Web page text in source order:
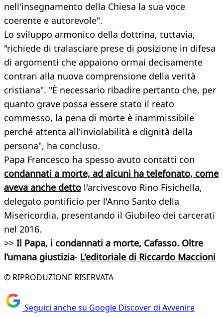
nell'insegnamento della Chiesa la sua voce
coerente e autorevole".
Lo sviluppo armonico della dottrina, tuttavia,
"richiede di tralasciare prese di posizione in difesa
di argomenti che appaiono ormai decisamente
contrari alla nuova comprensione della verità
cristiana". "È necessario ribadire pertanto che, per
quanto grave possa essere stato il reato
commesso, la pena di morte è inammissibile
perché attenta all'inviolabilità e dignità della
persona", ha concluso.
Papa Francesco ha spesso avuto contatti con
condannati a morte, ad alcuni ha telefonato, come
aveva anche detto l'arcivescovo Rino Fisichella,
delegato pontificio per l'Anno Santo della
Misericordia, presentando il Giubileo dei carcerati
nel 2016.
>> Il Papa, i condannati a morte, Cafasso. Oltre
l’umana giustizia- L'editoriale di Riccardo Maccioni
© RIPRODUZIONE RISERVATA
Seguici anche su Google Discover di Avvenire